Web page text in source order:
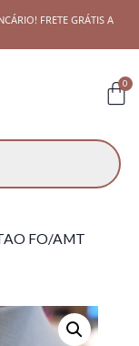
FRETE GRÁTIS A
0
FO/AMT